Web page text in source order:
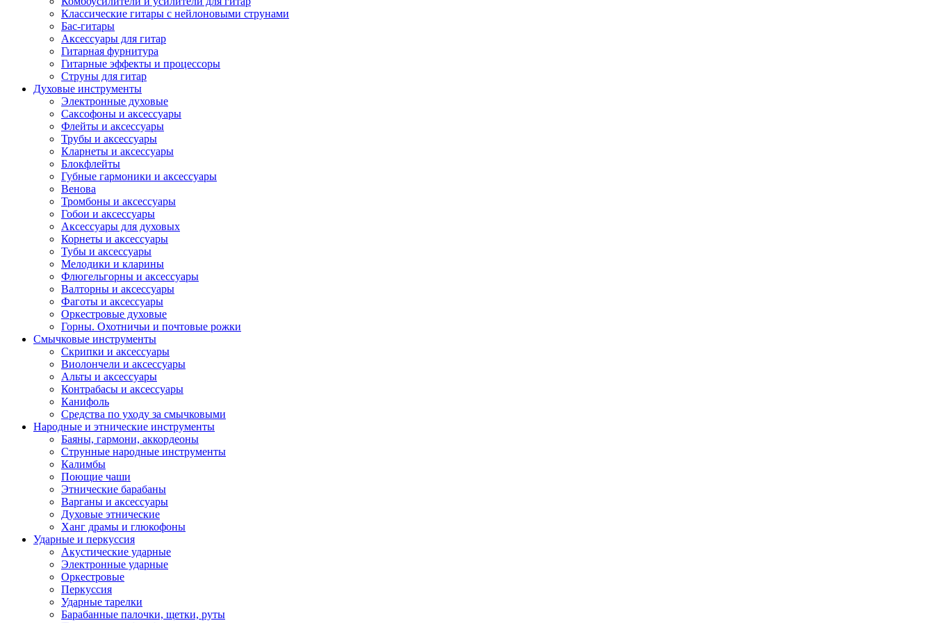
Классические гитары с нейлоновыми струнами
Бас-гитары
Аксессуары для гитар
Гитарная фурнитура
Гитарные эффекты и процессоры
Струны для гитар
Духовые инструменты
Электронные духовые
Саксофоны и аксессуары
Флейты и аксессуары
Трубы и аксессуары
Кларнеты и аксессуары
Блокфлейты
Губные гармоники и аксессуары
Венова
Тромбоны и аксессуары
Гобои и аксессуары
Аксессуары для духовых
Корнеты и аксессуары
Тубы и аксессуары
Мелодики и кларины
Флюгельгорны и аксессуары
Валторны и аксессуары
Фаготы и аксессуары
Оркестровые духовые
Горны. Охотничьи и почтовые рожки
Смычковые инструменты
Скрипки и аксессуары
Виолончели и аксессуары
Альты и аксессуары
Контрабасы и аксессуары
Канифоль
Средства по уходу за смычковыми
Народные и этнические инструменты
Баяны, гармони, аккордеоны
Струнные народные инструменты
Калимбы
Поющие чаши
Этнические барабаны
Варганы и аксессуары
Духовые этнические
Ханг драмы и глюкофоны
Ударные и перкуссия
Акустические ударные
Электронные ударные
Оркестровые
Перкуссия
Ударные тарелки
Барабанные палочки, щетки, руты